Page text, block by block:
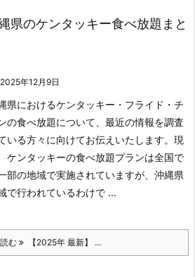
県のケンタッキー食べ放題まと
2025年12月9日
県におけるケンタッキー・フライド・チ
の食べ放題について、最近の情報を調査
いる方々に向けてお伝えいたします。 現
ケンタッキーの食べ放題プランは全国で
部の地域で実施されていますが、沖縄県
で行われているわけで ...
む 【2025年 最新】 ...